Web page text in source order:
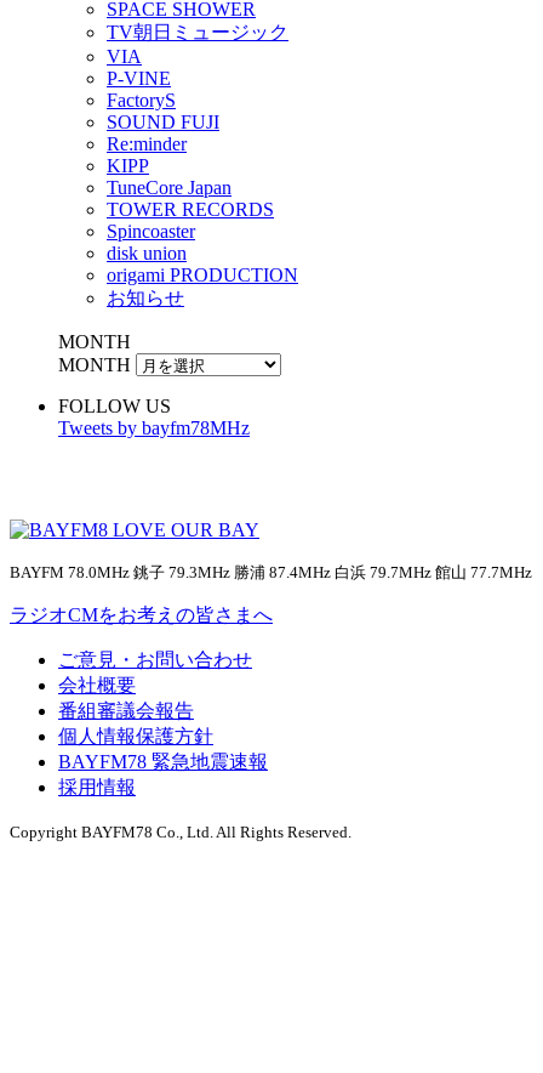
SPACE SHOWER
TV朝日ミュージック
VIA
P-VINE
FactoryS
SOUND FUJI
Re:minder
KIPP
TuneCore Japan
TOWER RECORDS
Spincoaster
disk union
origami PRODUCTION
お知らせ
MONTH
MONTH
FOLLOW US
Tweets by bayfm78MHz
BAYFM 78.0MHz 銚子 79.3MHz 勝浦 87.4MHz 白浜 79.7MHz 館山 77.7MHz
ラジオCMをお考えの皆さまへ
ご意見・お問い合わせ
会社概要
番組審議会報告
個人情報保護方針
BAYFM78 緊急地震速報
採用情報
Copyright BAYFM78 Co., Ltd. All Rights Reserved.